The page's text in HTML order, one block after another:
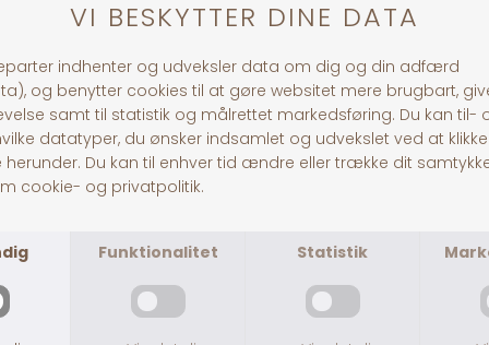
Jolly Paw Snackbold
DKK 49,00
Dogman Plys Kanin 18 cm, Blå